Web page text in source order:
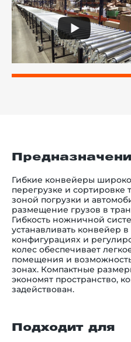
Гибкие конвейеры
перегрузке и сортировке
зоной погрузки и
размещение грузов в
Гибкость ножничной
устанавливать конвейер
конфигурациях и
колес обеспечивает
помещения и
зонах. Компактные
экономят пространство,
задействован.
Подходит для